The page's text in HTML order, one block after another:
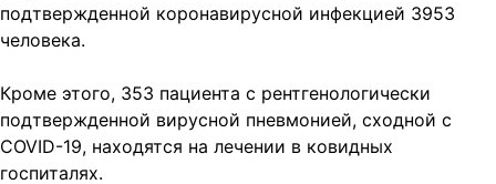
подтвержденной коронавирусной инфекцией 3953
человека.
Кроме этого, 353 пациента с рентгенологически
подтвержденной вирусной пневмонией, сходной с
COVID-19, находятся на лечении в ковидных
госпиталях.